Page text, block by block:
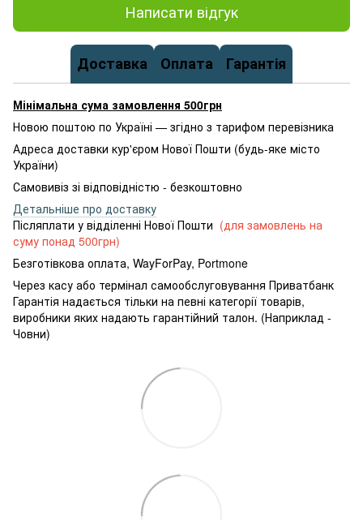
Написати відгук
Доставка Оплата Гарантія
Мінімальна сума замовлення 500грн
Новою поштою по Україні — згідно з тарифом перевізника
Адреса доставки кур'єром Нової Пошти (будь-яке місто
України)
Самовивіз зі відповідністю - безкоштовно
Детальніше про доставку
Післяплати у відділенні Нової Пошти (для замовлень на
суму понад 500грн)
Безготівкова оплата, WayForPay, Portmone
Через касу або термінал самообслуговування Приватбанк
Гарантія надається тільки на певні категорії товарів,
виробники яких надають гарантійний талон. (Наприклад -
Човни)